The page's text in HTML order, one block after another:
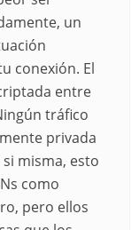
un
conexión. El
entre
tráfico
privada
misma, esto
como
pero ellos